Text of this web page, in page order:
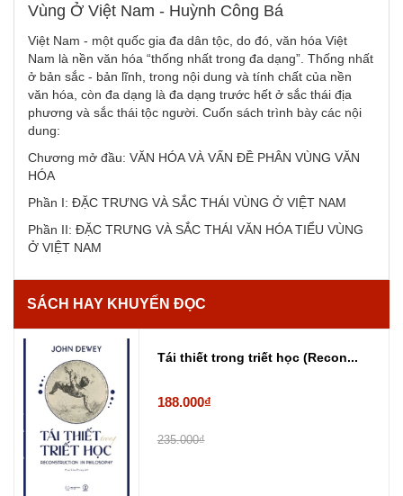
Vùng Ở Việt Nam - Huỳnh Công Bá
Việt Nam - một quốc gia đa dân tộc, do đó, văn hóa Việt
Nam là nền văn hóa “thống nhất trong đa dạng”. Thống nhất
ở bản sắc - bản lĩnh, trong nội dung và tính chất của nền
văn hóa, còn đa dạng là đa dạng trước hết ở sắc thái địa
phương và sắc thái tộc người. Cuốn sách trình bày các nội
dung:
Chương mở đầu: VĂN HÓA VÀ VẤN ĐỀ PHÂN VÙNG VĂN
HÓA
Phần I: ĐẶC TRƯNG VÀ SẮC THÁI VÙNG Ở VIỆT NAM
Phần II: ĐẶC TRƯNG VÀ SẮC THÁI VĂN HÓA TIỂU VÙNG
Ở VIỆT NAM
SÁCH HAY KHUYẾN ĐỌC
Tái thiết trong triết học (Recon...
188.000₫
235.000₫